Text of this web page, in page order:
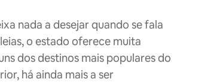
nada a desejar quando se fala
o estado oferece muita
dos destinos mais populares do
há ainda mais a ser